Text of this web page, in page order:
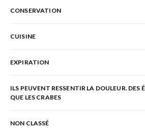
CONSERVATION
CUISINE
EXPIRATION
ILS PEUVENT RESSENTIR LA DOULEUR. DES
QUE LES CRABES
NON CLASSÉ